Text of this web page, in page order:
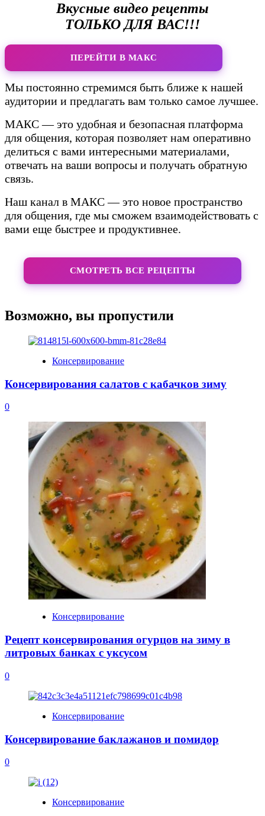
Вкусные видео рецепты
ТОЛЬКО ДЛЯ ВАС!!!
ПЕРЕЙТИ В МАКС
Мы постоянно стремимся быть ближе к нашей
аудитории и предлагать вам только самое лучшее.
МАКС — это удобная и безопасная платформа
для общения, которая позволяет нам оперативно
делиться с вами интересными материалами,
отвечать на ваши вопросы и получать обратную
связь.
Наш канал в МАКС — это новое пространство
для общения, где мы сможем взаимодействовать с
вами еще быстрее и продуктивнее.
СМОТРЕТЬ ВСЕ РЕЦЕПТЫ
Возможно, вы пропустили
Консервирование
Консервирования салатов с кабачков зиму
0
Консервирование
Рецепт консервирования огурцов на зиму в
литровых банках с уксусом
0
Консервирование
Консервирование баклажанов и помидор
0
Консервирование